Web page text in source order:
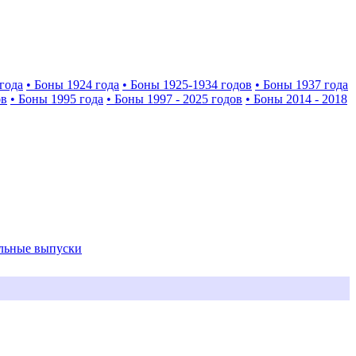
• Боны 1924 года • Боны 1925-1934 годов • Боны 1937 года
• Боны 1995 года • Боны 1997 - 2025 годов • Боны 2014 - 2018
выпуски